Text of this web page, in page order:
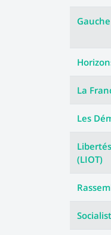
La
Les
(LIOT)